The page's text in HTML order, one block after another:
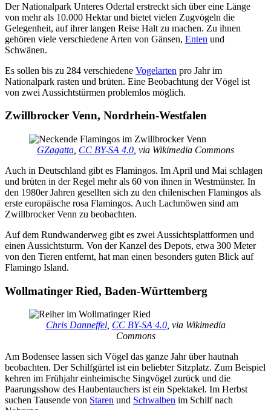
Der Nationalpark Unteres Odertal erstreckt sich über eine Länge
von mehr als 10.000 Hektar und bietet vielen Zugvögeln die
Gelegenheit, auf ihrer langen Reise Halt zu machen. Zu ihnen
gehören viele verschiedene Arten von Gänsen, Enten und
Schwänen.
Es sollen bis zu 284 verschiedene Vogelarten pro Jahr im
Nationalpark rasten und brüten. Eine Beobachtung der Vögel ist
von zwei Aussichtstürmen problemlos möglich.
Zwillbrocker Venn, Nordrhein-Westfalen
GZagatta CC BY-SA 4.0 , via Wikimedia Commons
Auch in Deutschland gibt es Flamingos. Im April und Mai schlagen
und brüten in der Regel mehr als 60 von ihnen in Westmünster. In
den 1980er Jahren gesellten sich zu den chilenischen Flamingos als
erste europäische rosa Flamingos. Auch Lachmöwen sind am
Zwillbrocker Venn zu beobachten.
Auf dem Rundwanderweg gibt es zwei Aussichtsplattformen und
einen Aussichtsturm. Von der Kanzel des Depots, etwa 300 Meter
von den Tieren entfernt, hat man einen besonders guten Blick auf
Flamingo Island.
Wollmatinger Ried, Baden-Württemberg
Chris Danneffel, CC BY-SA 4.0, via Wikimedia
Commons
Am Bodensee lassen sich Vögel das ganze Jahr über hautnah
beobachten. Der Schilfgürtel ist ein beliebter Sitzplatz. Zum Beispiel
kehren im Frühjahr einheimische Singvögel zurück und die
Paarungsshow des Haubentauchers ist ein Spektakel. Im Herbst
suchen Tausende von Staren und Schwalben im Schilf nach